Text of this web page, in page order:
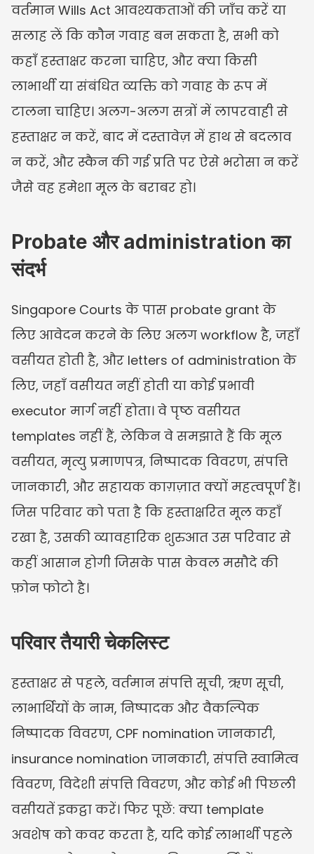
वर्तमान Wills Act आवश्यकताओं की जाँच करें या
सलाह लें कि कौन गवाह बन सकता है, सभी को
कहाँ हस्ताक्षर करना चाहिए, और क्या किसी
लाभार्थी या संबंधित व्यक्ति को गवाह के रूप में
टालना चाहिए। अलग-अलग सत्रों में लापरवाही से
हस्ताक्षर न करें, बाद में दस्तावेज़ में हाथ से बदलाव
न करें, और स्कैन की गई प्रति पर ऐसे भरोसा न करें
जैसे वह हमेशा मूल के बराबर हो।
Probate और administration का
संदर्भ
Singapore Courts के पास probate grant के
लिए आवेदन करने के लिए अलग workflow है, जहाँ
वसीयत होती है, और letters of administration के
लिए, जहाँ वसीयत नहीं होती या कोई प्रभावी
executor मार्ग नहीं होता। वे पृष्ठ वसीयत
templates नहीं हैं, लेकिन वे समझाते हैं कि मूल
वसीयत, मृत्यु प्रमाणपत्र, निष्पादक विवरण, संपत्ति
जानकारी, और सहायक काग़ज़ात क्यों महत्वपूर्ण हैं।
जिस परिवार को पता है कि हस्ताक्षरित मूल कहाँ
रखा है, उसकी व्यावहारिक शुरुआत उस परिवार से
कहीं आसान होगी जिसके पास केवल मसौदे की
फ़ोन फोटो है।
परिवार तैयारी चेकलिस्ट
हस्ताक्षर से पहले, वर्तमान संपत्ति सूची, ऋण सूची,
लाभार्थियों के नाम, निष्पादक और वैकल्पिक
निष्पादक विवरण, CPF nomination जानकारी,
insurance nomination जानकारी, संपत्ति स्वामित्व
विवरण, विदेशी संपत्ति विवरण, और कोई भी पिछली
वसीयतें इकट्ठा करें। फिर पूछें: क्या template
अवशेष को कवर करता है, यदि कोई लाभार्थी पहले